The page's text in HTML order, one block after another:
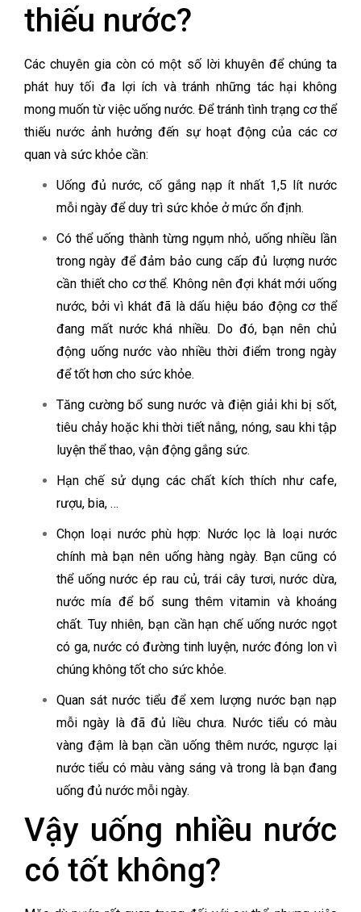
thiếu nước?
Các chuyên gia còn có một số lời khuyên để chúng ta
phát huy tối đa lợi ích và tránh những tác hại không
mong muốn từ việc uống nước. Để tránh tình trạng cơ thể
thiếu nước ảnh hưởng đến sự hoạt động của các cơ
quan và sức khỏe cần:
Uống đủ nước, cố gắng nạp ít nhất 1,5 lít nước
mỗi ngày để duy trì sức khỏe ở mức ổn định.
Có thể uống thành từng ngụm nhỏ, uống nhiều lần
trong ngày để đảm bảo cung cấp đủ lượng nước
cần thiết cho cơ thể. Không nên đợi khát mới uống
nước, bởi vì khát đã là dấu hiệu báo động cơ thể
đang mất nước khá nhiều. Do đó, bạn nên chủ
động uống nước vào nhiều thời điểm trong ngày
để tốt hơn cho sức khỏe.
Tăng cường bổ sung nước và điện giải khi bị sốt,
tiêu chảy hoặc khi thời tiết nắng, nóng, sau khi tập
luyện thể thao, vận động gắng sức.
Hạn chế sử dụng các chất kích thích như cafe,
rượu, bia, …
Chọn loại nước phù hợp: Nước lọc là loại nước
chính mà bạn nên uống hàng ngày. Bạn cũng có
thể uống nước ép rau củ, trái cây tươi, nước dừa,
nước mía để bổ sung thêm vitamin và khoáng
chất. Tuy nhiên, bạn cần hạn chế uống nước ngọt
có ga, nước có đường tinh luyện, nước đóng lon vì
chúng không tốt cho sức khỏe.
Quan sát nước tiểu để xem lượng nước bạn nạp
mỗi ngày là đã đủ liều chưa. Nước tiểu có màu
vàng đậm là bạn cần uống thêm nước, ngược lại
nước tiểu có màu vàng sáng và trong là bạn đang
uống đủ nước mỗi ngày.
Vậy uống nhiều nước
có tốt không​?